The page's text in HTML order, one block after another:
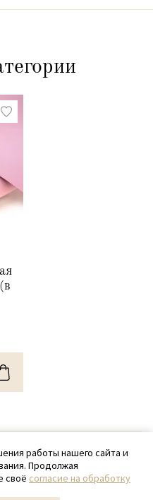
SamPack
97-87
работы нашего сайта и
Продолжая
своё согласие на обработку